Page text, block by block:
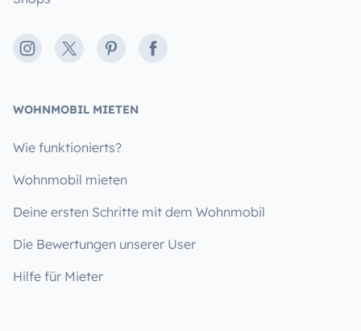
Instagram
X PinterestFacebook
WOHNMOBIL MIETEN
Wie funktionierts?
Wohnmobil mieten
Deine ersten Schritte mit dem Wohnmobil
Die Bewertungen unserer User
Hilfe für Mieter